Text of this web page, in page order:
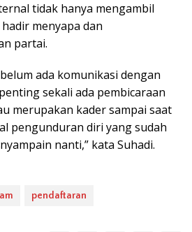
tidak hanya mengambil
menyapa dan
partai.
ada komunikasi dengan
sekali ada pembicaraan
merupakan kader sampai saat
pengunduran diri yang sudah
nanti,” kata Suhadi.
pendaftaran